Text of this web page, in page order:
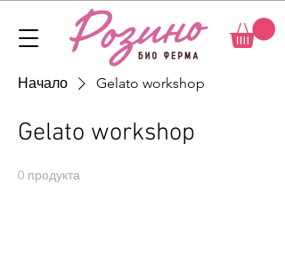
Начало Gelato workshop
Gelato workshop
0 продукта